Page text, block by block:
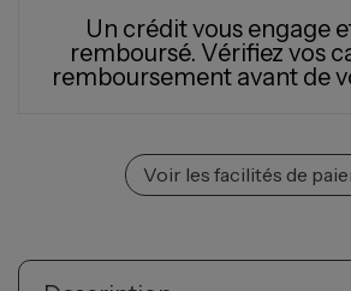
Un crédit vous engage
remboursé. Vérifiez vos
remboursement avant de
Voir les facilités de